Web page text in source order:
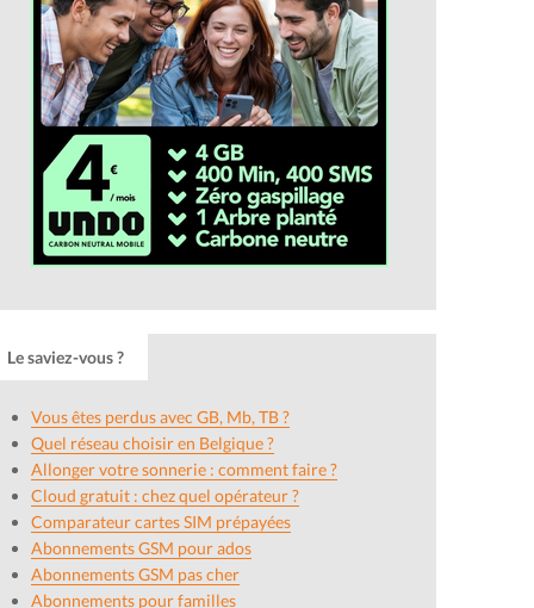
Le saviez-vous ?
Vous êtes perdus avec GB, Mb, TB ?
Quel réseau choisir en Belgique ?
Allonger votre sonnerie : comment faire ?
Cloud gratuit : chez quel opérateur ?
Comparateur cartes SIM prépayées
Abonnements GSM pour ados
Abonnements GSM pas cher
Abonnements pour familles